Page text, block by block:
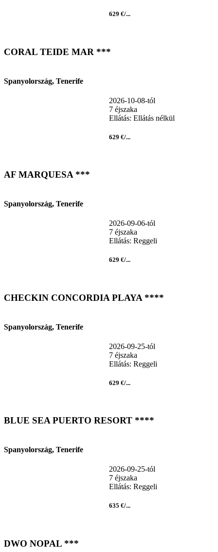
629 €/...
CORAL TEIDE MAR ***
Spanyolország, Tenerife
2026-10-08-tól
7 éjszaka
Ellátás: Ellátás nélkül
629 €/...
AF MARQUESA ***
Spanyolország, Tenerife
2026-09-06-tól
7 éjszaka
Ellátás: Reggeli
629 €/...
CHECKIN CONCORDIA PLAYA ****
Spanyolország, Tenerife
2026-09-25-tól
7 éjszaka
Ellátás: Reggeli
629 €/...
BLUE SEA PUERTO RESORT ****
Spanyolország, Tenerife
2026-09-25-tól
7 éjszaka
Ellátás: Reggeli
635 €/...
DWO NOPAL ***